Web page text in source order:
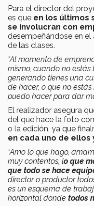
Para el director del
es que en los últimos
se involucran con
desempeñándose en
de las clases.
“Al momento de
mismo, cuando no
generando tienes una
de hacer, o que no
puedo hacer para dar
El realizador asegura
del que hace la foto
o la edición, ya que
en cada uno de ellos
“Amo lo que hago,
muy contentos, lo que
que todo se hace
director o productor
es un esquema de
horizontal donde todos